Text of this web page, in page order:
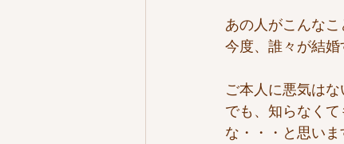
あの人がこんな
今度、誰々が結
ご本人に悪気はな
でも、知らなく
な・・・と思いま